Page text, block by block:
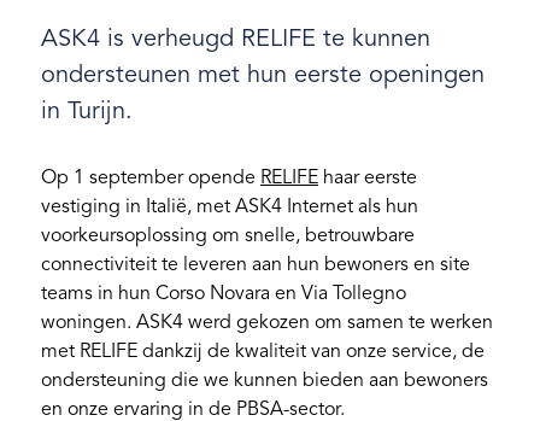
ASK4 is verheugd RELIFE te kunnen
ondersteunen met hun eerste openingen
in Turijn.
Op 1 september opende RELIFE haar eerste
vestiging in Italië, met ASK4 Internet als hun
voorkeursoplossing om snelle, betrouwbare
connectiviteit te leveren aan hun bewoners en site
teams in hun Corso Novara en Via Tollegno
woningen. ASK4 werd gekozen om samen te werken
met RELIFE dankzij de kwaliteit van onze service, de
ondersteuning die we kunnen bieden aan bewoners
en onze ervaring in de PBSA-sector.